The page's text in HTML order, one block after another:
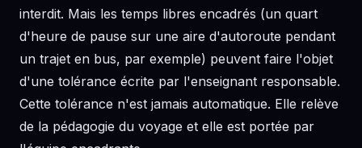
interdit. Mais les temps libres encadrés (un quart
d'heure de pause sur une aire d'autoroute pendant
un trajet en bus, par exemple) peuvent faire l'objet
d'une tolérance écrite par l'enseignant responsable.
Cette tolérance n'est jamais automatique. Elle relève
de la pédagogie du voyage et elle est portée par